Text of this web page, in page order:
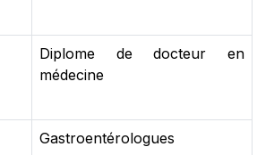
Diplome de docteur en
médecine
Gastroentérologues